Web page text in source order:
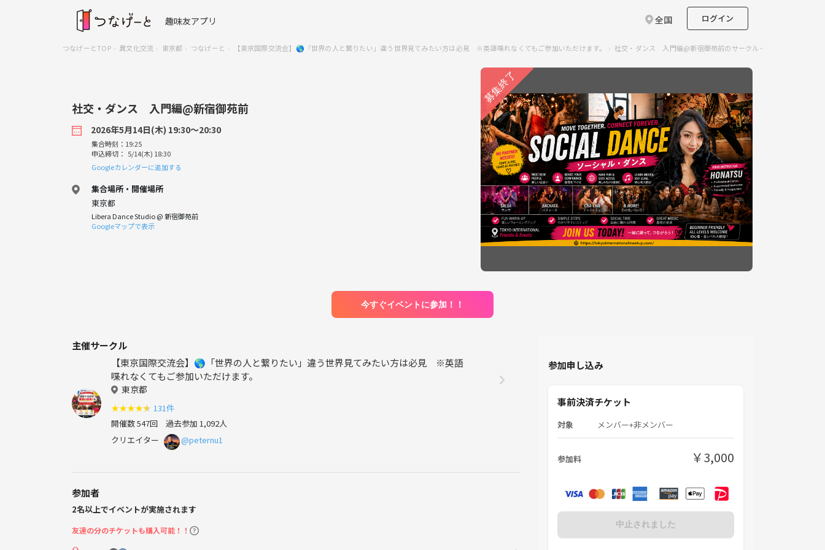
趣味友アプリ 全国 ログイン
つなげーとTOP 異文化交流 東京都 つなげーと 【東京国際交流会】🌎「世界の人と繋りたい」違う世界見てみたい方は必見 ※英語喋れなくてもご参加いただけます。 社交・ダンス 入門編@新宿御苑前のサークルイベント
社交・ダンス 入門編@新宿御苑前
2026年5月14日(木) 19:30〜20:30
集合時刻：19:25
申込締切： 5/14(木) 18:30
Googleカレンダーに追加する
集合場所・開催場所
東京都
Libera Dance Studio @ 新宿御苑前
Googleマップで表示
今すぐイベントに参加！！
主催サークル
【東京国際交流会】🌎「世界の人と繋りたい」違う世界見てみたい方は必見 ※英語
喋れなくてもご参加いただけます。
東京都
★★★★★ 131件
開催数 547回 過去参加 1,092人
クリエイター
@peternu1
参加者
2名以上でイベントが実施されます
友達の分のチケットも購入可能！！
参加申し込み
事前決済チケット
対象 メンバー+非メンバー
参加料 ￥3,000
中止されました